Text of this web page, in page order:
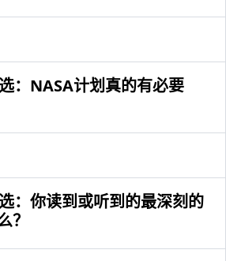
：NASA计划真的有必要
：你读到或听到的最深刻的
？